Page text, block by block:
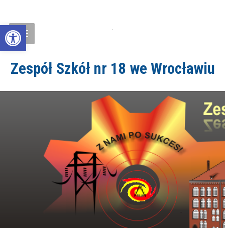
Open toolbar
Zespół Szkół nr 18 we Wrocławiu